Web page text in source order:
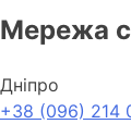
Мережа
Дніпро
+38 (096) 214